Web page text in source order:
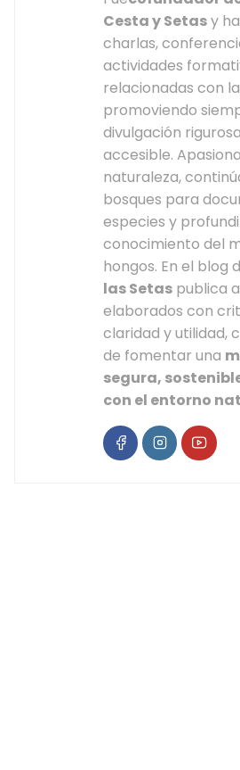
Cesta y Setasy
charlas,
actividades
relacionadas con
promoviendo
divulgación
accesible.
naturaleza,
bosques para
especies y
conocimiento del
hongos. En el blog
las Setas publica
elaborados con
claridad y utilidad,
de fomentar una
segura,
con el entorno